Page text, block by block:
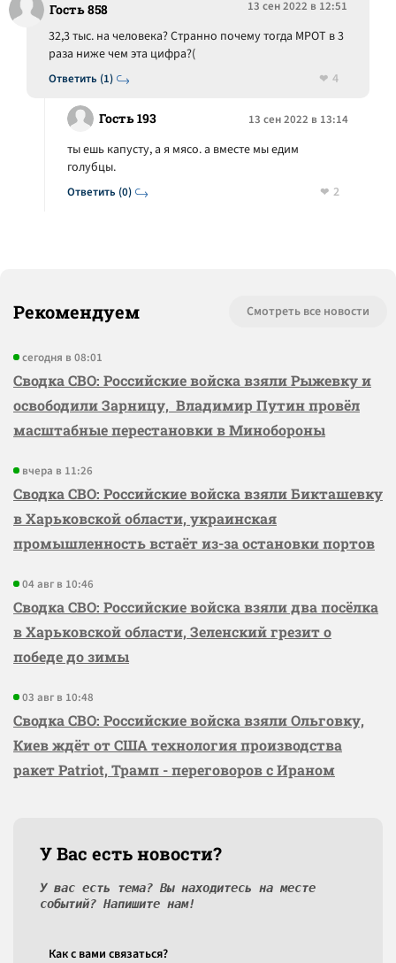
Гость 858 13 сен 2022 в 12:51
Ответить (1)
32,3 тыс. на человека? Странно почему тогда МРОТ в 3
раза ниже чем эта цифра?(
4
Гость 193 13 сен 2022 в 13:14
Ответить (0)
ты ешь капусту, а я мясо. а вместе мы едим
голубцы.
2
Рекомендуем Смотреть все новости
сегодня в 08:01
Сводка СВО: Российские войска взяли Рыжевку и
освободили Зарницу, Владимир Путин провёл
масштабные перестановки в Минобороны
вчера в 11:26
Сводка СВО: Российские войска взяли Бикташевку
в Харьковской области, украинская
промышленность встаёт из-за остановки портов
04 авг в 10:46
Сводка СВО: Российские войска взяли два посёлка
в Харьковской области, Зеленский грезит о
победе до зимы
03 авг в 10:48
Сводка СВО: Российские войска взяли Ольговку,
Киев ждёт от США технология производства
ракет Patriot, Трамп - переговоров с Ираном
У Вас есть новости?
У вас есть тема? Вы находитесь на месте
событий? Напишите нам!
Как c вами связаться?